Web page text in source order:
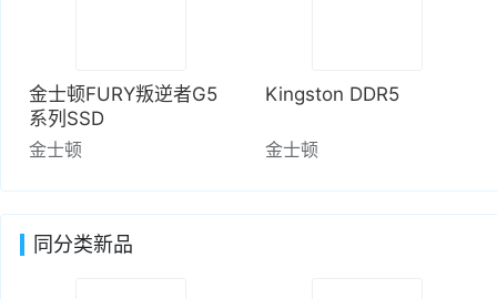
金士顿FURY叛逆者G5
系列SSD
金士顿
Kingston DDR5
金士顿
同分类新品